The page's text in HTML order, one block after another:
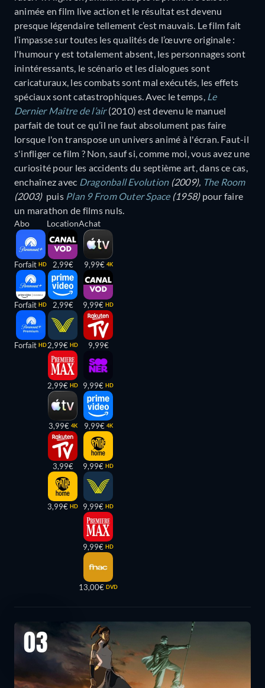
animée en film live action et le résultat est devenu
presque légendaire tellement c’est mauvais. Le film fait
l’impasse sur toutes les qualités de l’œuvre originale :
l'humour y est totalement absent, les personnages sont
inintéressants, le scénario et les dialogues sont
caricaturaux, les combats sont mal exécutés, les effets
spéciaux sont catastrophiques. Avec le temps, Le
Dernier Maître de l’air(2010) est devenu le manuel
parfait de tout ce qu’il ne faut absolument pas faire
lorsque l'on transpose un univers animé à l'écran. Faut-il
s'infliger ce film ? Non, sauf si, comme moi, vous avez une
curiosité pour les accidents du septième art, dans ce cas,
enchaînez avec Dragonball Evolution(2009), The Room
(2003) puis Plan 9 From Outer Space(1958)pour faire
un marathon de films nuls.
Abo
Forfait HD
Forfait HD
Forfait HD
Location
2,99€
2,99€
2,99€ HD
2,99€ HD
3,99€ 4K
3,99€
3,99€ HD
Achat
9,99€ 4K
9,99€ HD
9,99€
9,99€ HD
9,99€ 4K
9,99€ HD
9,99€ HD
9,99€ HD
13,00€ DVD
03